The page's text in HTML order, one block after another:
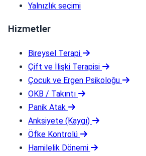
Yalnızlık seçimi
Hizmetler
Bireysel Terapi
Çift ve İlişki Terapisi
Çocuk ve Ergen Psikoloğu
OKB / Takıntı
Panik Atak
Anksiyete (Kaygı)
Öfke Kontrolü
Hamilelik Dönemi